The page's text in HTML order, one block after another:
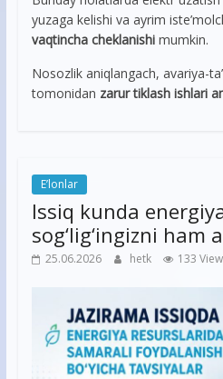
yuzaga kelishi va ayrim
vaqtincha cheklanishimumkin.
Nosozlik aniqlangach, avariya-
tomonidan zarur tiklash ishlari
E’lonlar
Issiq kunda
sog‘lig‘ingizni ham
25.06.2026 hetk 133